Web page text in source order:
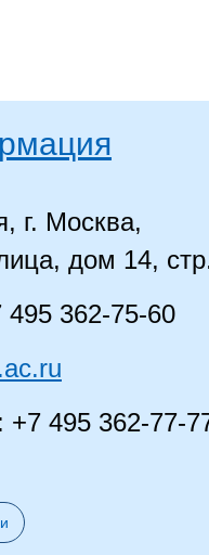
г. Москва,
дом 14,
495 362-75-60
: +7 495 362-77-